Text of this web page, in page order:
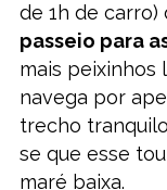
de 1h de
passeio para
mais peixinhos
navega por
trecho
se que esse
maré baixa.